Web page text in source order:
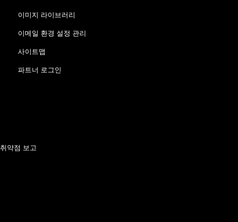
이미지 라이브러리
이메일 환경 설정 관리
사이트맵
파트너 로그인
취약점 보고